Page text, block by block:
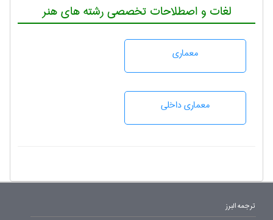
لغات و اصطلاحات تخصصی رشته های هنر
معماری
معماری داخلی
ترجمه البرز